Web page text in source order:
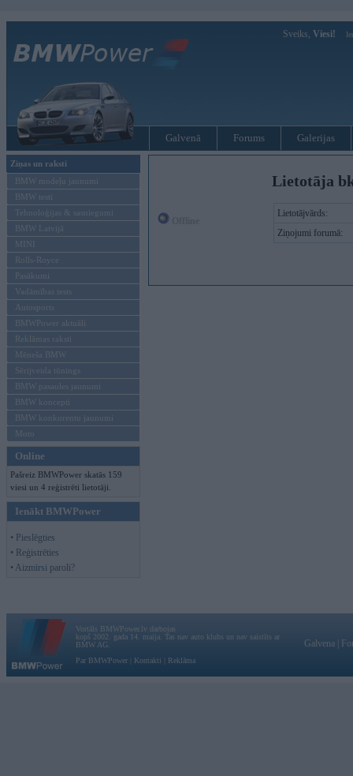
Sveiks, Viesi!
Galvenā Forums Galerijas
Ziņas un raksti
BMW modeļu jaunumi
BMW testi
Tehnoloģijas & sasniegumi
BMW Latvijā
MINI
Rolls-Royce
Pasākumi
Vadāmības tests
Autosports
BMWPower aktuāli
Reklāmas raksti
Mēneša BMW
Sērijveida tūnings
BMW pasaules jaunumi
BMW koncepti
BMW konkurentu jaunumi
Moto
Online
Pašreiz BMWPower skatās 159
viesi un 4 reģistrēti lietotāji.
Ienākt BMWPower
• Pieslēgties
• Reģistrēties
• Aizmirsi paroli?
Lietotāja
Lietotājvārds:
Ziņojumi forumā:
Vortāls BMWPower.lv darbojas
kopš 2002. gada 14. maija. Tas nav auto klubs un nav saistīts ar
BMW AG.
Par BMWPower
Kontakti Reklāma
Galvena